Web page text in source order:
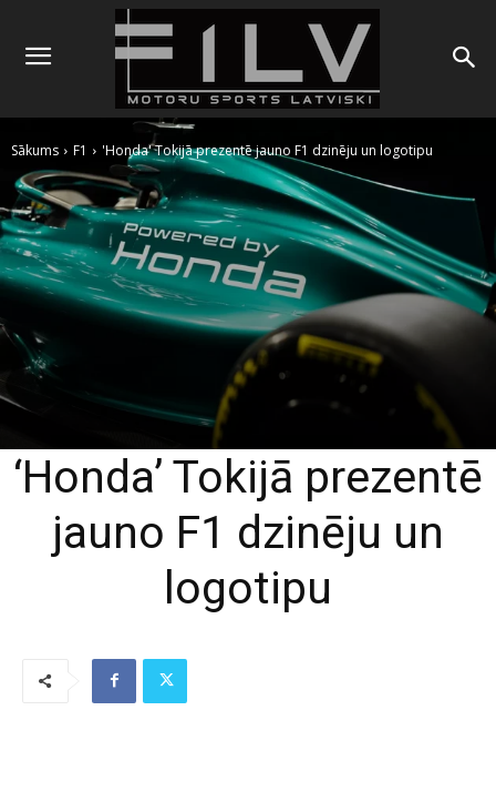
Sākums F1 'Honda' Tokijā prezentē jauno F1 dzinēju un logotipu
‘Honda’ Tokijā prezentē
jauno F1 dzinēju un
logotipu